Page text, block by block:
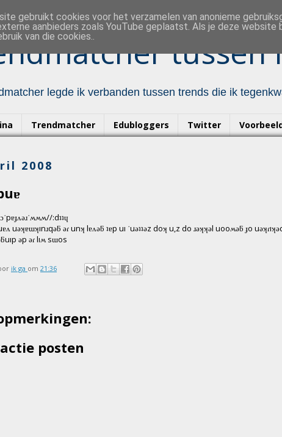
tussen
legde ik verbanden tussen trends die ik
Trendmatcher Edubloggers Twitter
2008
:dʇʇɥ
uǝʞɐɯʞınɹqǝƃ ǝɾ unʞ lɐʌǝƃ ʇɐp uı ˙uǝʇʇǝz doʞ u,z do ɹǝʞʞǝl uooʍǝƃ ɟo
ǝp ǝɾ lıʍ sɯos
ik ga om 21:36
posten
gebruikt cookies voor het verzamelen van anonieme
aanbieders zoals YouTube geplaatst. Als je deze
van die cookies..